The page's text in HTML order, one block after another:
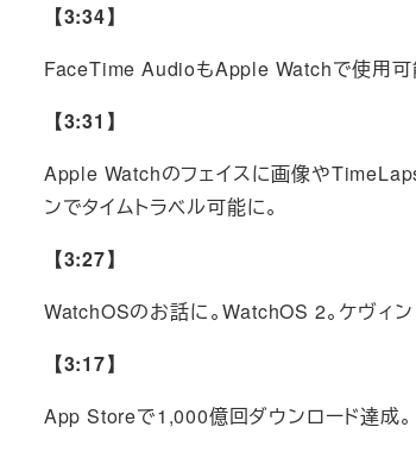
【3:34】
FaceTime AudioもApple Watchで使用可
【3:31】
Apple Watchのフェイスに画像や
ンでタイムトラベル可能に。
【3:27】
WatchOSのお話に。WatchOS 2。ケヴィン
【3:17】
App Storeで1,000億回ダウンロード達成。